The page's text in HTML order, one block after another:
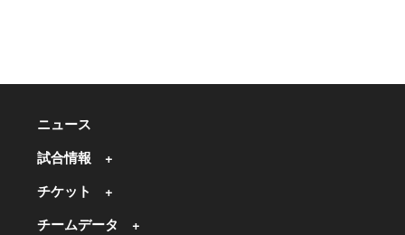
ニュース
試合情報
チケット
チームデータ